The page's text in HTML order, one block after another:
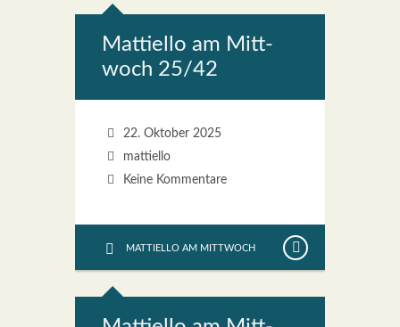
Mat­ti­el­lo am Mitt­
woch 25/42
22. Oktober 2025
mattiello
Keine Kommentare
MATTIELLO AM MITTWOCH